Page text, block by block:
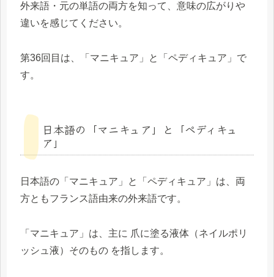
外来語・元の単語の両方を知って、意味の広がりや
違いを感じてください。
第36回目は、「マニキュア」と「ペディキュア」で
す。
日本語の「マニキュア」と「ペディキュ
ア」
日本語の「マニキュア」と「ペディキュア」は、両
方ともフランス語由来の外来語です。
「マニキュア」は、主に 爪に塗る液体（ネイルポリ
ッシュ液）そのもの を指します。